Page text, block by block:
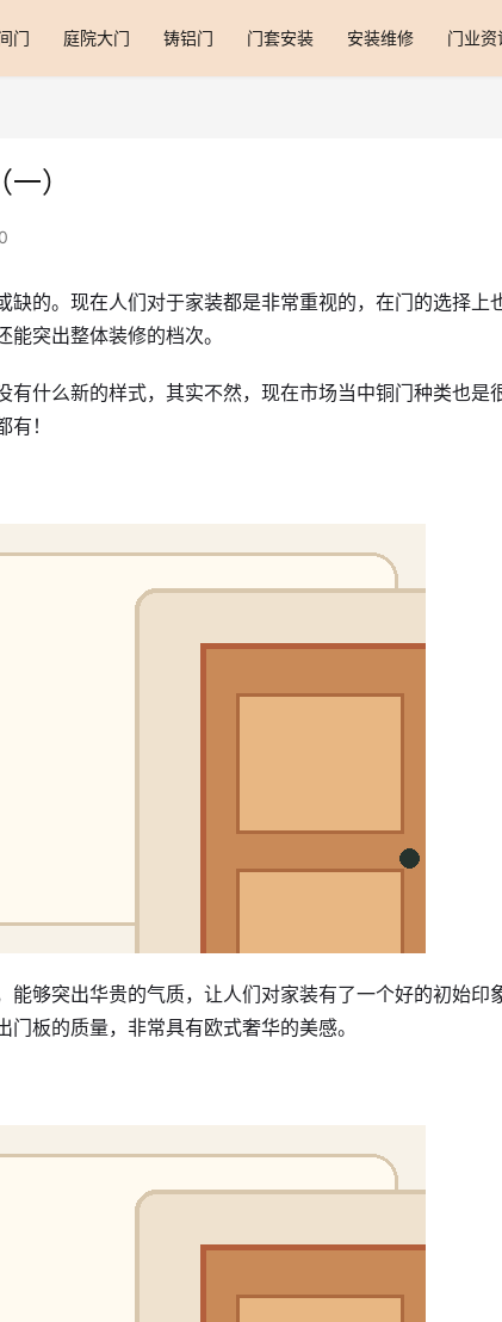
门 庭院大门 铸铝门 门套安装 安装维修 门业资
）
的。现在人们对于家装都是非常重视的，在门的选择上
突出整体装修的档次。
什么新的样式，其实不然，现在市场当中铜门种类也是
！
够突出华贵的气质，让人们对家装有了一个好的初始印
板的质量，非常具有欧式奢华的美感。